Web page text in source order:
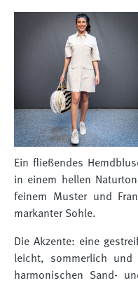
Ein fließendes
in einem hellen
feinem Muster und
markanter Sohle.
Die Akzente: eine
leicht, sommerlich
harmonischen Sand-